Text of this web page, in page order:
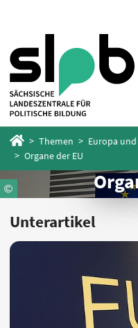
springen
springen
Startseite
Themen Europa
Organe der EU
Unterartikel